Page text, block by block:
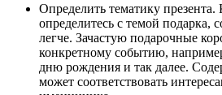
Определить тематику презента.
определитесь с темой подарка,
легче. Зачастую подарочные
конкретному событию,
дню рождения и так далее.
может соответствовать